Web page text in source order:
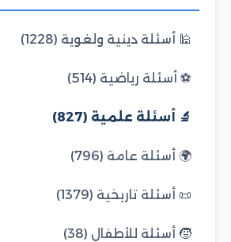
🕌 أسئلة دينية ولغوية (1228)
⚽ أسئلة رياضية (514)
🔬 أسئلة علمية (827)
🌍 أسئلة عامة (796)
📜 أسئلة تاريخية (1379)
🧒 أسئلة للأطفال (38)